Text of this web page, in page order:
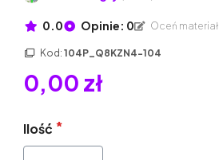
0.0 Opinie: 0 Oceń materiał
Kod: 104P_Q8KZN4-104
0,00 zł
Ilość